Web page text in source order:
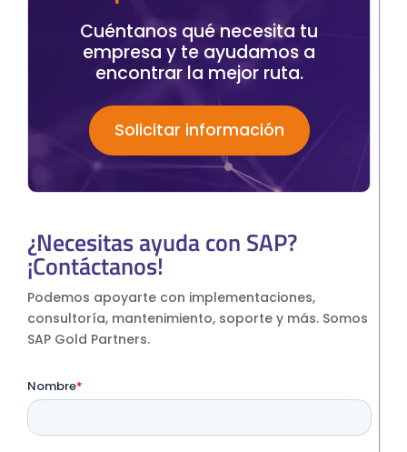
Cuéntanos qué necesita tu
empresa y te ayudamos a
encontrar la mejor ruta.
Solicitar información
¿Necesitas ayuda con SAP?
¡Contáctanos!
Podemos apoyarte con implementaciones,
consultoría, mantenimiento, soporte y más. Somos
SAP Gold Partners.